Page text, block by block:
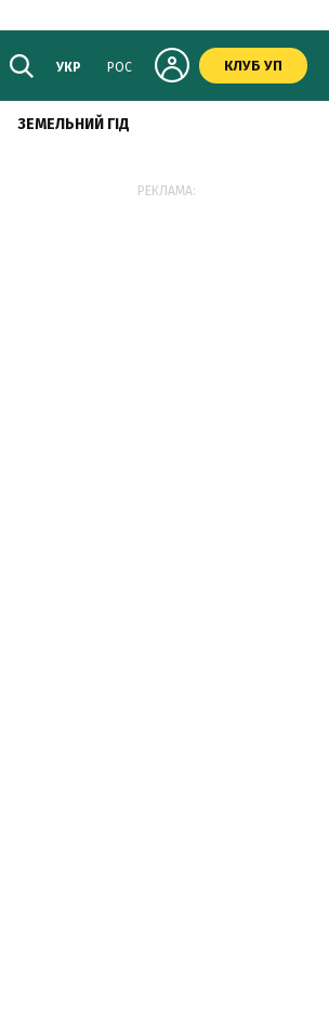
УКР РОС КЛУБ УП
ЗЕМЕЛЬНИЙ ГІД
РЕКЛАМА: